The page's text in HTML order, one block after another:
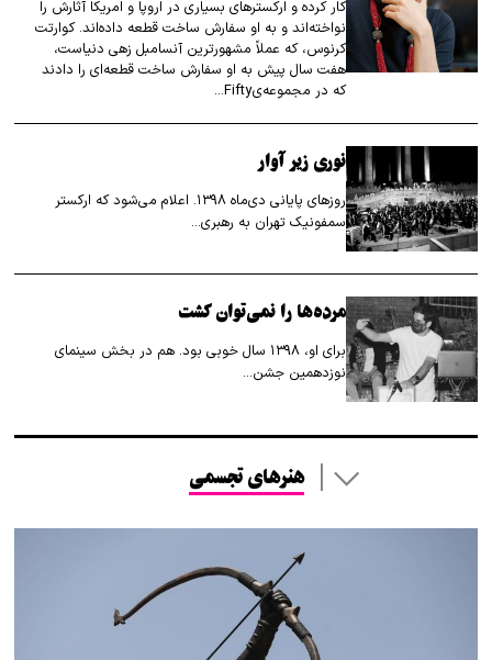
کار کرده و ارکسترهای بسیاری در اروپا و امریکا آثارش را
نواخته‌اند و به او سفارش ساخت قطعه داده‌اند. کوارتت
کرنوس، که عملاً مشهورترین آنسامبل زهی دنیاست،
هفت سال پیش به او سفارش ساخت قطعه‌ای را دادند
که در مجموعه‌ی Fifty…
نوری زیر آوار
روز‌های پایانی دی‌ماه ۱۳۹۸. اعلام می‌شود که ارکستر
سمفونیک تهران به رهبری…
مرده‌ها را نمی‌توان کشت
برای او، ۱۳۹۸ سال خوبی بود. هم در بخش سینمای
نوزدهمین جشن…
هنرهای تجسمی